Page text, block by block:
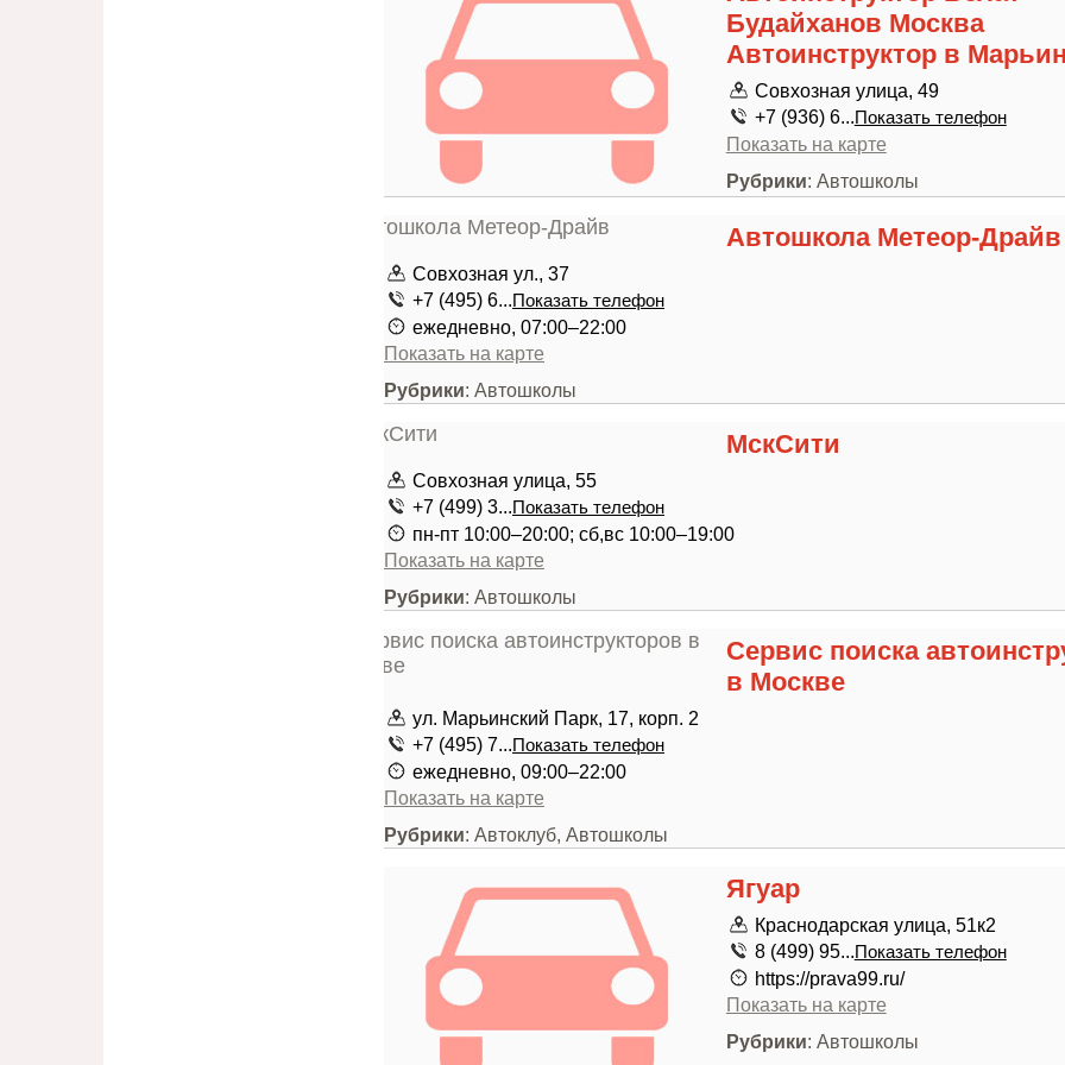
Будайханов Москва
Автоинструктор в
Совхозная улица, 49
+7 (936) 6...Показать телефон
Показать на карте
Рубрики: Автошколы
Автошкола Метеор-Драйв
Совхозная ул., 37
+7 (495) 6...Показать телефон
ежедневно, 07:00–22:00
Показать на карте
Рубрики: Автошколы
МскСити
Совхозная улица, 55
+7 (499) 3...Показать телефон
пн-пт 10:00–20:00; сб,вс 10:00–19:00
Показать на карте
Рубрики: Автошколы
Сервис поиска
в Москве
ул. Марьинский Парк, 17, корп. 2
+7 (495) 7...Показать телефон
ежедневно, 09:00–22:00
Показать на карте
Рубрики: Автоклуб, Автошколы
Ягуар
Краснодарская улица, 51к2
8 (499) 95...Показать телефон
https://prava99.ru/
Показать на карте
Рубрики: Автошколы